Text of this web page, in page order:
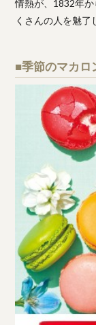
情熱が、1832年
くさんの人を魅了
■季節のマカロ